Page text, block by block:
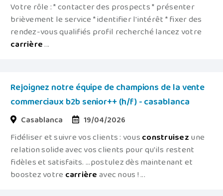
Votre rôle : * contacter des prospects * présenter
brièvement le service * identifier l'intérêt * fixer des
rendez-vous qualifiés profil recherché lancez votre
carrière...
Rejoignez notre équipe de champions de la vente
commerciaux b2b senior++ (h/f) - casablanca
Casablanca 19/04/2026
Fidéliser et suivre vos clients : vousconstruisezune
relation solide avec vos clients pour qu'ils restent
fidèles et satisfaits. ...postulez dès maintenant et
boostez votre carrièreavec nous ! ...